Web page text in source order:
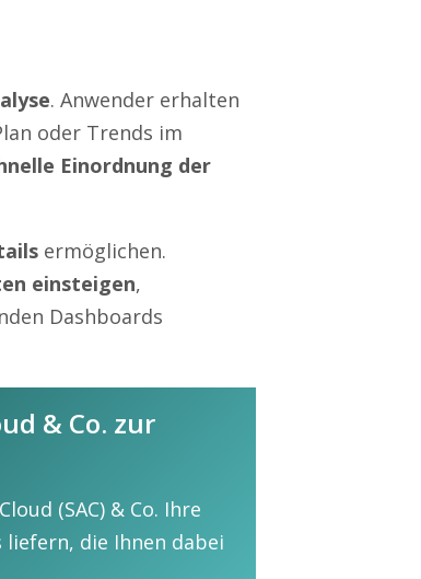
. Anwender erhalten
oder Trends im
Einordnung der
ermöglichen.
einsteigen,
Dashboards
& Co. zur
(SAC) & Co. Ihre
die Ihnen dabei